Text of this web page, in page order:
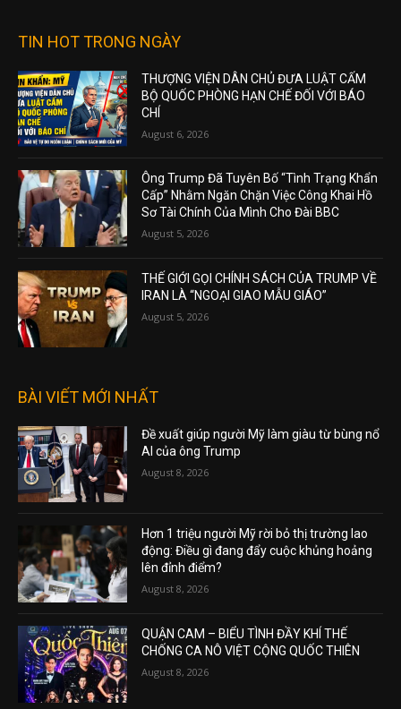
TIN HOT TRONG NGÀY
THƯỢNG VIỆN DÂN CHỦ ĐƯA LUẬT CẤM
BỘ QUỐC PHÒNG HẠN CHẾ ĐỐI VỚI BÁO
CHÍ
August 6, 2026
Ông Trump Đã Tuyên Bố “Tình Trạng Khẩn
Cấp” Nhằm Ngăn Chặn Việc Công Khai Hồ
Sơ Tài Chính Của Mình Cho Đài BBC
August 5, 2026
THẾ GIỚI GỌI CHÍNH SÁCH CỦA TRUMP VỀ
IRAN LÀ “NGOẠI GIAO MẪU GIÁO”
August 5, 2026
BÀI VIẾT MỚI NHẤT
Đề xuất giúp người Mỹ làm giàu từ bùng nổ
AI của ông Trump
August 8, 2026
Hơn 1 triệu người Mỹ rời bỏ thị trường lao
động: Điều gì đang đẩy cuộc khủng hoảng
lên đỉnh điểm?
August 8, 2026
QUẬN CAM – BIỂU TÌNH ĐẦY KHÍ THẾ
CHỐNG CA NÔ VIỆT CỘNG QUỐC THIÊN
August 8, 2026